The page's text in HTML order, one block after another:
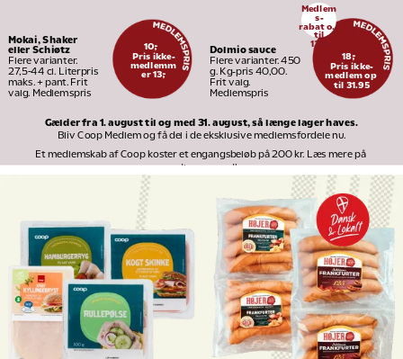
Mokai, Shaker
eller Schiøtz
Flere varianter.
27,5-44 cl. Literpris
maks. + pant. Frit
valg. Medlemspris
10,-
Pris ikke-
medlemm
er 13,-
Dolmio sauce
Flere varianter. 450
g. Kg-pris 40,00.
Frit valg.
Medlemspris
Medlem
s-
rabat op
til
13
18,-
Pris ikke-
medlem op
til 31.95
Gælder fra 1. august til og med 31. august, så længe lager haves.
Bliv Coop Medlem og få del i de eksklusive medlemsfordele nu.
Et medlemskab af Coop koster et engangsbeløb på 200 kr. Læs mere på
medlem.coop.dk